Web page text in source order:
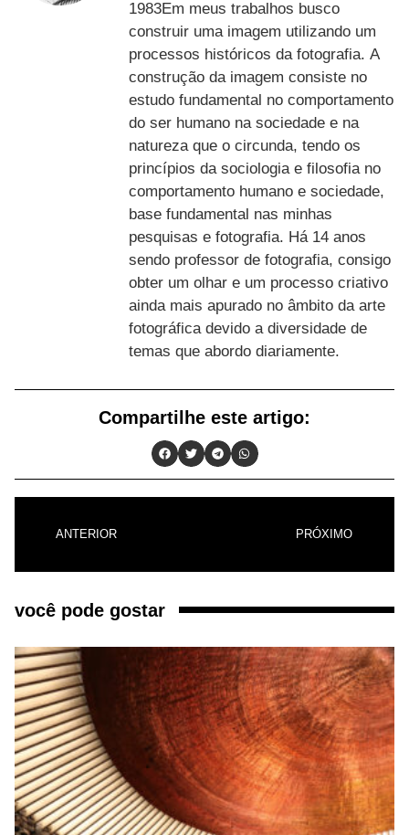
1983Em meus trabalhos busco
construir uma imagem utilizando um
processos históricos da fotografia. A
construção da imagem consiste no
estudo fundamental no comportamento
do ser humano na sociedade e na
natureza que o circunda, tendo os
princípios da sociologia e filosofia no
comportamento humano e sociedade,
base fundamental nas minhas
pesquisas e fotografia. Há 14 anos
sendo professor de fotografia, consigo
obter um olhar e um processo criativo
ainda mais apurado no âmbito da arte
fotográfica devido a diversidade de
temas que abordo diariamente.
Compartilhe este artigo:
ANTERIOR PRÓXIMO
você pode gostar